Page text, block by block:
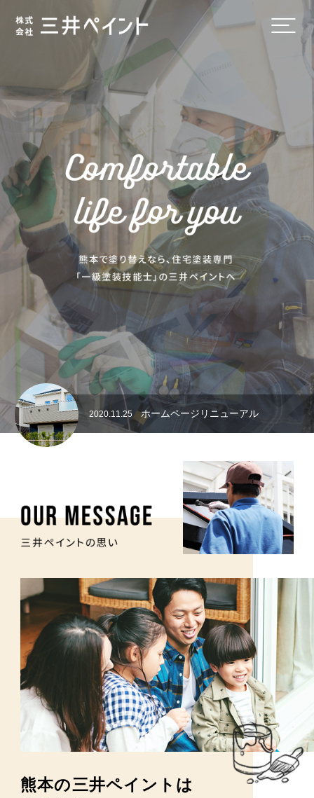
会社概要
施工ラインナップ
施工までの流れ
選ばれる理由
外壁塗装・屋根塗装
防水塗装
失敗しないために
リフォーム
お問い合わせ
プライバシーポリシー
スタッフブログ
施工事例
2020.11.25 ホームページリニューアル
熊本の三井ペイントは